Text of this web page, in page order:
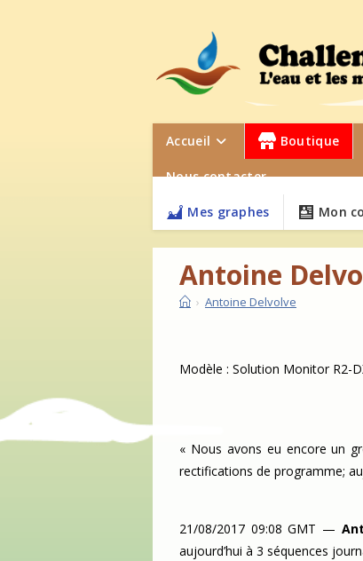
Accueil Boutique
Nous contacter
Mes graphes Mon
Antoine
› Antoine Delvolve
Modèle : Solution Monitor R2-
« Nous avons eu encore un
rectifications de programme;
21/08/2017 09:08 GMT —
aujourd’hui à 3 séquences